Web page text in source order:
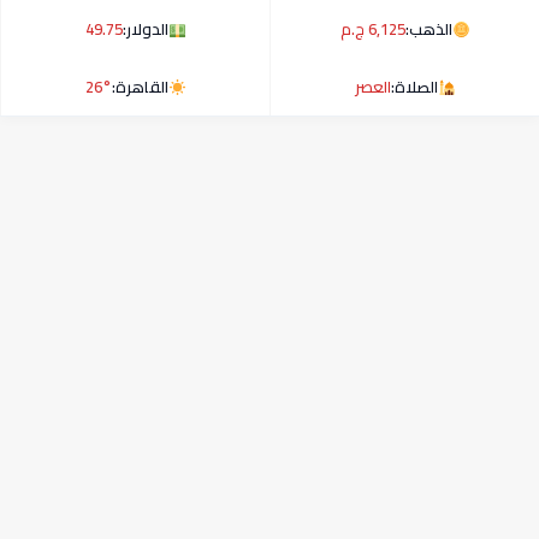
الذهب:6,125 ج.م الدولار:49.75
الصلاة:العصر القاهرة:26°